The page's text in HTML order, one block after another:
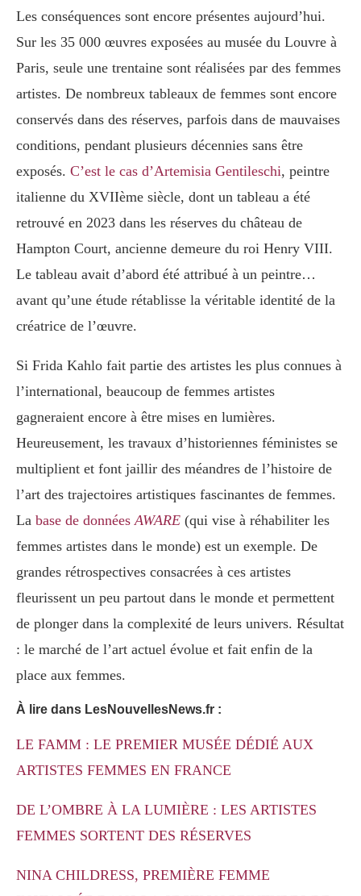
Les conséquences sont encore présentes aujourd’hui.
Sur les 35 000 œuvres exposées au musée du Louvre à
Paris, seule une trentaine sont réalisées par des femmes
artistes. De nombreux tableaux de femmes sont encore
conservés dans des réserves, parfois dans de mauvaises
conditions, pendant plusieurs décennies sans être
exposés. C’est le cas d’Artemisia Gentileschi, peintre
italienne du XVIIème siècle, dont un tableau a été
retrouvé en 2023 dans les réserves du château de
Hampton Court, ancienne demeure du roi Henry VIII.
Le tableau avait d’abord été attribué à un peintre…
avant qu’une étude rétablisse la véritable identité de la
créatrice de l’œuvre.
Si Frida Kahlo fait partie des artistes les plus connues à
l’international, beaucoup de femmes artistes
gagneraient encore à être mises en lumières.
Heureusement, les travaux d’historiennes féministes se
multiplient et font jaillir des méandres de l’histoire de
l’art des trajectoires artistiques fascinantes de femmes.
La base de donnéesAWARE (qui vise à réhabiliter les
femmes artistes dans le monde) est un exemple. De
grandes rétrospectives consacrées à ces artistes
fleurissent un peu partout dans le monde et permettent
de plonger dans la complexité de leurs univers. Résultat
: le marché de l’art actuel évolue et fait enfin de la
place aux femmes.
À lire dans LesNouvellesNews.fr :
LE FAMM : LE PREMIER MUSÉE DÉDIÉ AUX
ARTISTES FEMMES EN FRANCE
DE L’OMBRE À LA LUMIÈRE : LES ARTISTES
FEMMES SORTENT DES RÉSERVES
NINA CHILDRESS, PREMIÈRE FEMME